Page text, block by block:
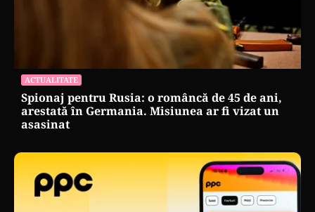
ACTUALITATE
Spionaj pentru Rusia: o româncă de 45 de ani,
arestată în Germania. Misiunea ar fi vizat un
asasinat